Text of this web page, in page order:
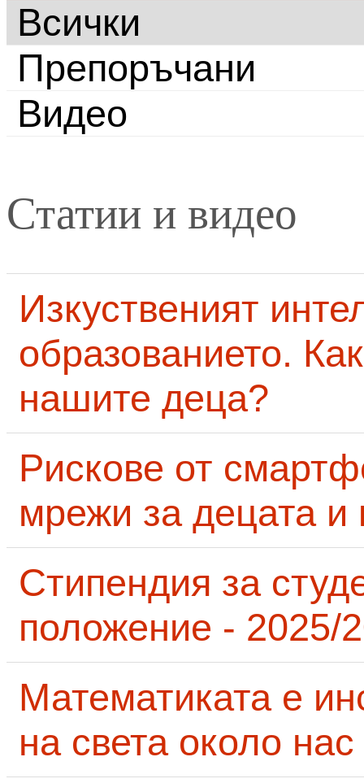
Всички
Препоръчани
Видео
Статии и видео
Изкуственият
образованието.
нашите деца?
Рискове от
мрежи за децата и
Стипендия за
положение - 2025/
Математиката е
на света около нас